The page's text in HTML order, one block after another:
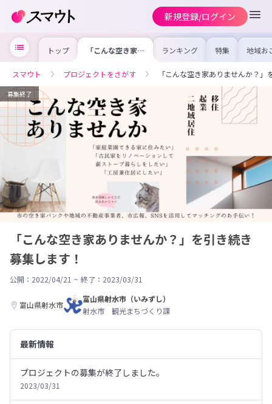
新規登録/ログイン
トップ 「こんな空き家あ
りませんか？」を
す！
ランキング 特集 地域お
の求
を集め
事内容
を比較
合っ
けよう
スマウト プロジェクトをさがす 「こんな空き家ありませんか？
募集終了
「こんな空き家ありませんか？」を引き続き
募集します！
公開：2022/04/21 ~ 終了：2023/03/31
富山県射水市
富山県射水市（いみずし）
射水市 観光まちづくり課
最新情報
プロジェクトの募集が終了しました。
2023/03/31